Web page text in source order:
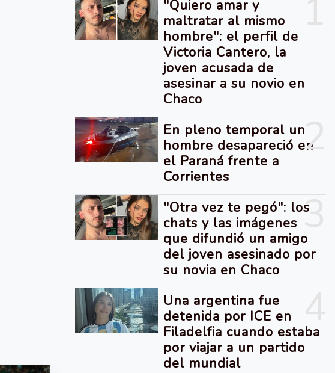
"Quiero amar y
maltratar al mismo
hombre": el perfil de
Victoria Cantero, la
joven acusada de
asesinar a su novio en
Chaco
2
En pleno temporal un
hombre desapareció en
el Paraná frente a
Corrientes
3
"Otra vez te pegó": los
chats y las imágenes
que difundió un amigo
del joven asesinado por
su novia en Chaco
Una argentina fue
detenida por ICE en
Filadelfia cuando estaba
por viajar a un partido
del mundial